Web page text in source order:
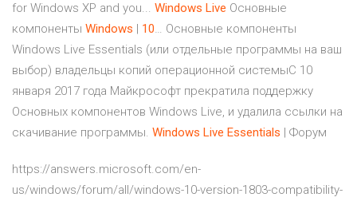
for Windows XP and you... Windows Live Основные
компоненты Windows 10… Основные компоненты
Windows Live Essentials (или отдельные программы на ваш
выбор) владельцы копий операционной системыС 10
января 2017 года Майкрософт прекратила поддержку
Основных компонентов Windows Live, и удалила ссылки на
скачивание программы. Windows Live Essentials | Форум
https://answers.microsoft.com/en-
us/windows/forum/all/windows-10-version-1803-compatibility-